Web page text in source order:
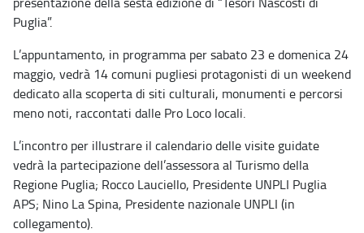
Puglia”.
L’appuntamento, in programma per sabato 23 e domenica 24
maggio, vedrà 14 comuni pugliesi protagonisti di un weekend
dedicato alla scoperta di siti culturali, monumenti e percorsi
meno noti, raccontati dalle Pro Loco locali.
L’incontro per illustrare il calendario delle visite guidate
vedrà la partecipazione dell’assessora al Turismo della
Regione Puglia; Rocco Lauciello, Presidente UNPLI Puglia
APS; Nino La Spina, Presidente nazionale UNPLI (in
collegamento).